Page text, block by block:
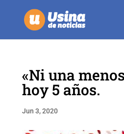
«Ni una
hoy 5 años.
Jun 3, 2020